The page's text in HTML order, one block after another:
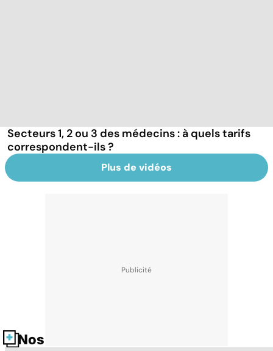
Secteurs 1, 2 ou 3 des médecins : à quels tarifs
correspondent-ils ?
Plus de vidéos
Nos fiches santé